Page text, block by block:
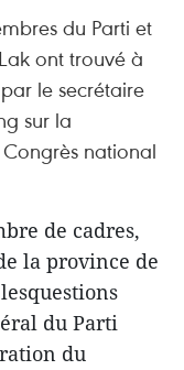
du Parti et
ont trouvé à
le secrétaire
sur la
national
de cadres,
la province de
du Parti
du